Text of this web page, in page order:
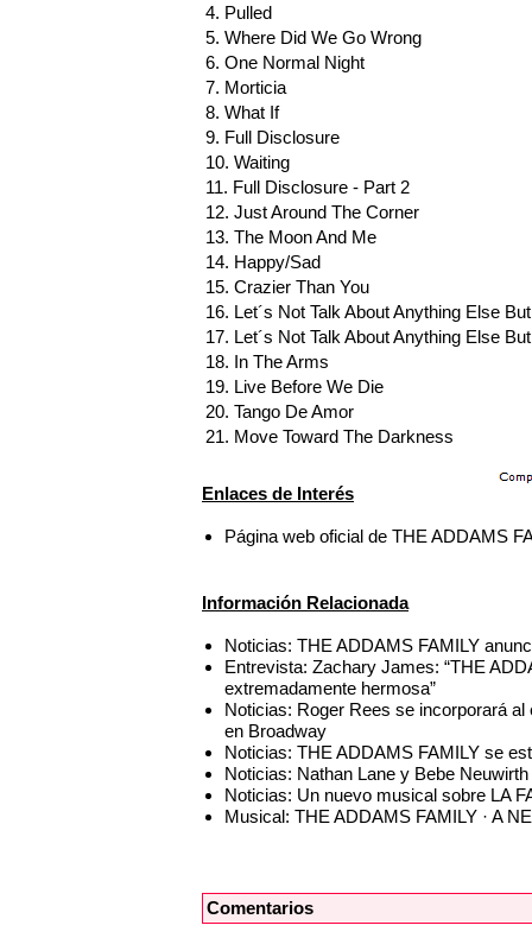
4. Pulled
5. Where Did We Go Wrong
6. One Normal Night
7. Morticia
8. What If
9. Full Disclosure
10. Waiting
11. Full Disclosure - Part 2
12. Just Around The Corner
13. The Moon And Me
14. Happy/Sad
15. Crazier Than You
16. Let´s Not Talk About Anything Else
17. Let´s Not Talk About Anything Else
18. In The Arms
19. Live Before We Die
20. Tango De Amor
21. Move Toward The Darkness
Enlaces de Interés
Página web oficial de THE ADDAMS
Información Relacionada
Noticias: THE ADDAMS FAMILY
Entrevista: Zachary James: “THE
extremadamente hermosa”
Noticias: Roger Rees se incorporará
en Broadway
Noticias: THE ADDAMS FAMILY se
Noticias: Nathan Lane y Bebe
Noticias: Un nuevo musical sobre LA
Musical: THE ADDAMS FAMILY · A
Comentarios